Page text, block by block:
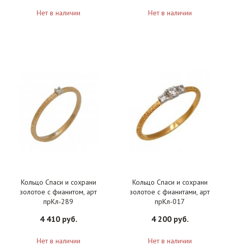
Нет в наличии Нет в наличии
Кольцо Спаси и сохрани
золотое с фианитом, арт
прКл-289
4 410 руб.
Нет в наличии
Кольцо Спаси и сохрани
золотое с фианитами, арт
прКл-017
4 200 руб.
Нет в наличии